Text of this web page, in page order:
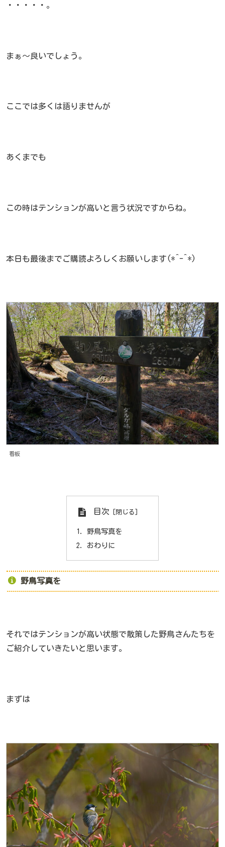
・・・・・。
まぁ～良いでしょう。
ここでは多くは語りませんが
あくまでも
この時はテンションが高いと言う状況ですからね。
本日も最後までご購読よろしくお願いします(*^-^*)
看板
目次
野鳥写真を
おわりに
野鳥写真を
それではテンションが高い状態で散策した野鳥さんたちを
ご紹介していきたいと思います。
まずは